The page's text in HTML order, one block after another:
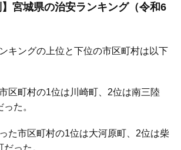
】宮城県の治安ランキング（令和6
キングの上位と下位の市区町村は以下
区町村の1位は川崎町、2位は南三陸
た。
た市区町村の1位は大河原町、2位は柴